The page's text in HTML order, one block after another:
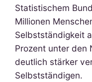
Statistischem
Millionen
Selbstständigkeit
Prozent unter den
deutlich stärker
Selbstständigen.